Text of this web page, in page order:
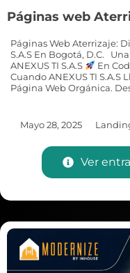
Páginas web
Páginas Web Aterrizaje:
S.A.S En Bogotá, D.C.
ANEXUS TI S.A.S
En
Cuando ANEXUS TI S.A.S
Página Web Orgánica.
Mayo 28, 2025
Ver